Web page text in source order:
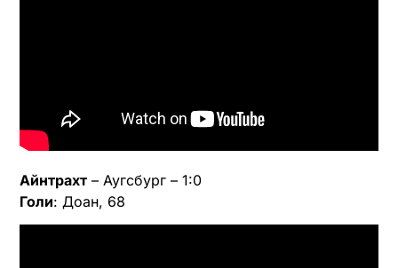
Айнтрахт – Аугсбург – 1:0
Голи: Доан, 68